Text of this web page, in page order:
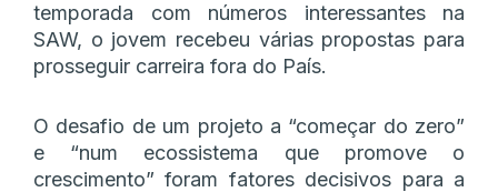
temporada com números interessantes na
SAW, o jovem recebeu várias propostas para
prosseguir carreira fora do País.
O desafio de um projeto a “começar do zero”
e “num ecossistema que promove o
crescimento” foram fatores decisivos para a